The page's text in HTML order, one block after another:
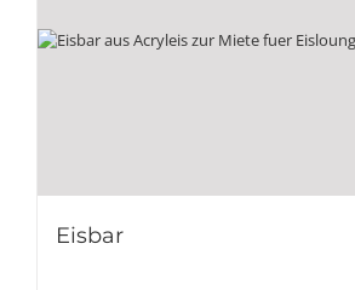
Eisbar